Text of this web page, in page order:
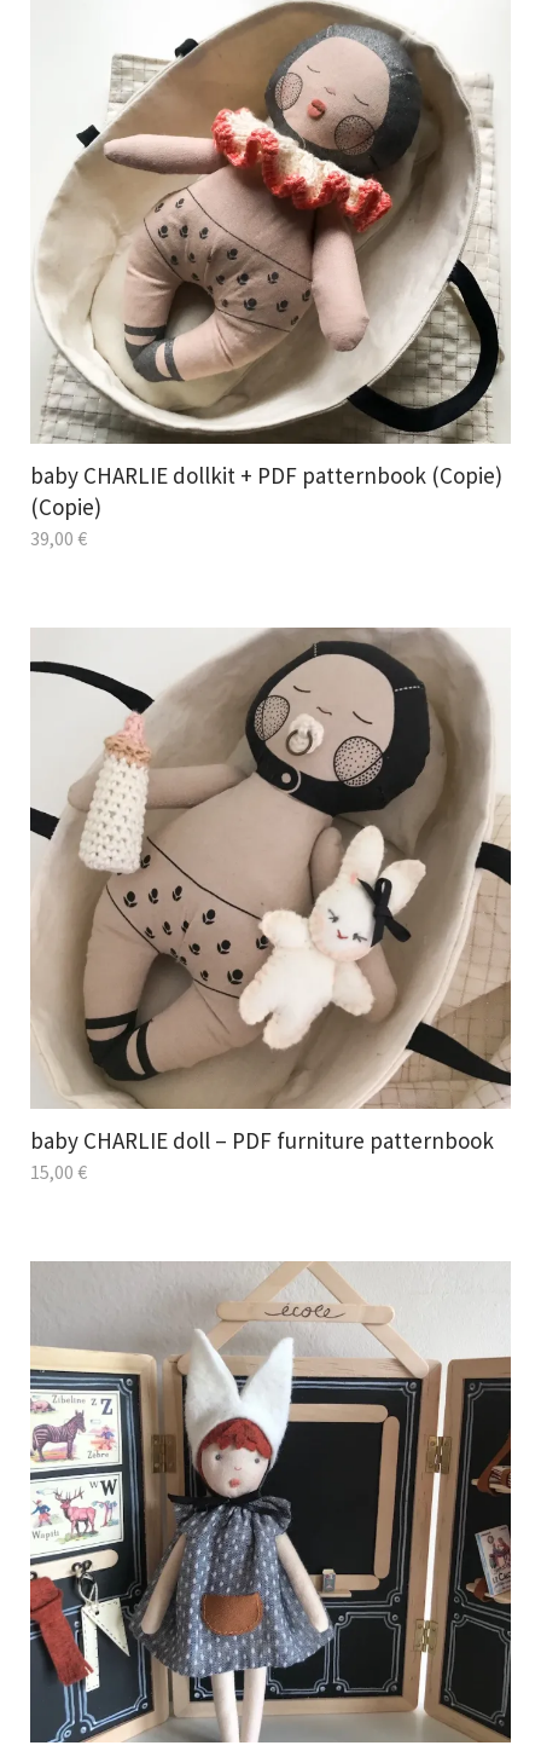
baby CHARLIE dollkit + PDF patternbook (Copie)
(Copie)
39,00 €
baby CHARLIE doll – PDF furniture patternbook
15,00 €